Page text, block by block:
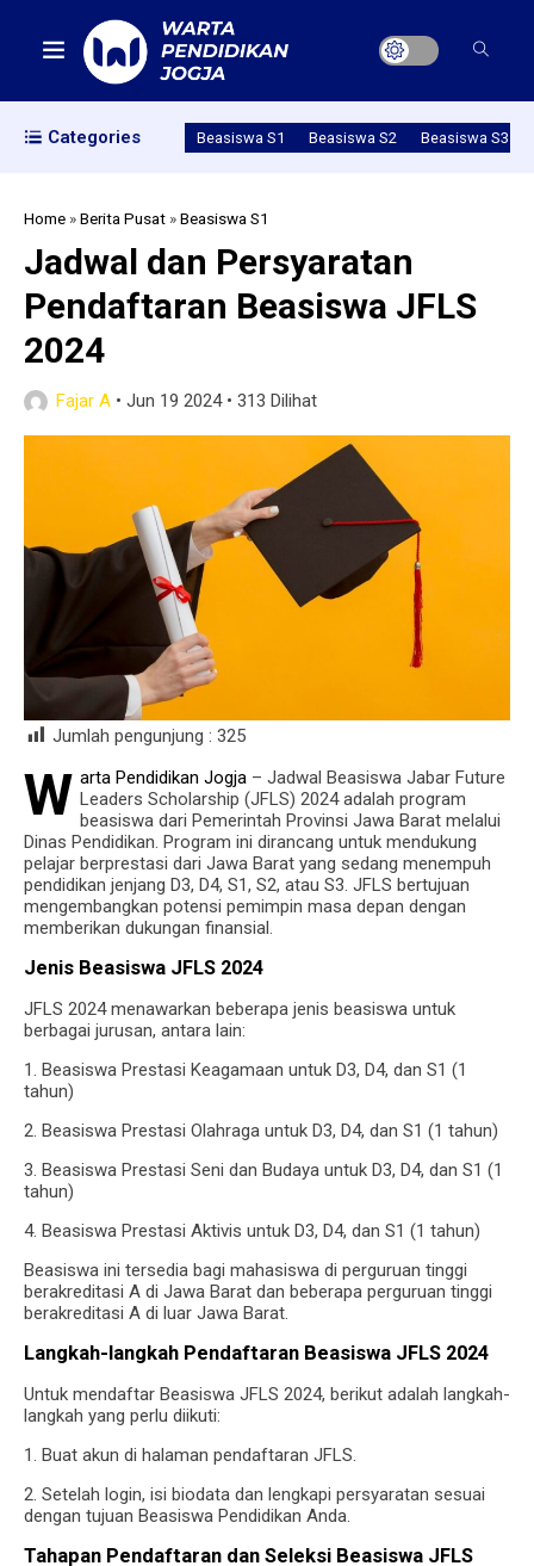
Categories Beasiswa S1 Beasiswa S2 Beasiswa S3
Home »Berita Pusat »Beasiswa S1
Jadwal dan Persyaratan
Pendaftaran Beasiswa JFLS
2024
Fajar A • Jun 19 2024• 313 Dilihat
Jumlah pengunjung : 325
W arta Pendidikan Jogja – Jadwal Beasiswa Jabar Future
Leaders Scholarship (JFLS) 2024 adalah program
beasiswa dari Pemerintah Provinsi Jawa Barat melalui
Dinas Pendidikan. Program ini dirancang untuk mendukung
pelajar berprestasi dari Jawa Barat yang sedang menempuh
pendidikan jenjang D3, D4, S1, S2, atau S3. JFLS bertujuan
mengembangkan potensi pemimpin masa depan dengan
memberikan dukungan finansial.
Jenis Beasiswa JFLS 2024
JFLS 2024 menawarkan beberapa jenis beasiswa untuk
berbagai jurusan, antara lain:
1. Beasiswa Prestasi Keagamaan untuk D3, D4, dan S1 (1
tahun)
2. Beasiswa Prestasi Olahraga untuk D3, D4, dan S1 (1 tahun)
3. Beasiswa Prestasi Seni dan Budaya untuk D3, D4, dan S1 (1
tahun)
4. Beasiswa Prestasi Aktivis untuk D3, D4, dan S1 (1 tahun)
Beasiswa ini tersedia bagi mahasiswa di perguruan tinggi
berakreditasi A di Jawa Barat dan beberapa perguruan tinggi
berakreditasi A di luar Jawa Barat.
Langkah-langkah Pendaftaran Beasiswa JFLS 2024
Untuk mendaftar Beasiswa JFLS 2024, berikut adalah langkah-
langkah yang perlu diikuti:
1. Buat akun di halaman pendaftaran JFLS.
2. Setelah login, isi biodata dan lengkapi persyaratan sesuai
dengan tujuan Beasiswa Pendidikan Anda.
Tahapan Pendaftaran dan Seleksi Beasiswa JFLS